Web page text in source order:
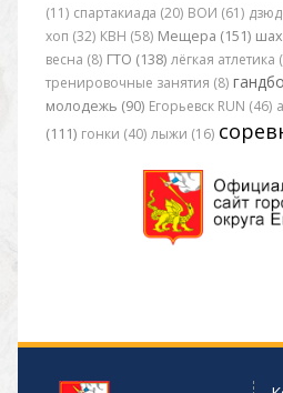
(11) спартакиада (20) ВОИ (61)
хоп (32) КВН (58) Мещера (151)
весна (8) ГТО (138) лёгкая атлетика
тренировочные занятия (8)
молодежь (90) Егорьевск RUN (46)
(111) гонки (40) лыжи (16)